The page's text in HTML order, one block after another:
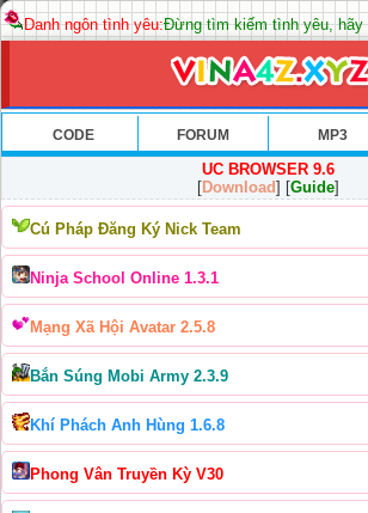
Danh ngôn tình yêu:Đừng tìm kiếm tình yêu, hãy
CODE FORUM MP3
UC BROWSER 9.6
[Download] [Guide]
Cú Pháp Đăng Ký Nick Team
Ninja School Online 1.3.1
Mạng Xã Hội Avatar 2.5.8
Bắn Súng Mobi Army 2.3.9
Khí Phách Anh Hùng 1.6.8
Phong Vân Truyền Kỳ V30